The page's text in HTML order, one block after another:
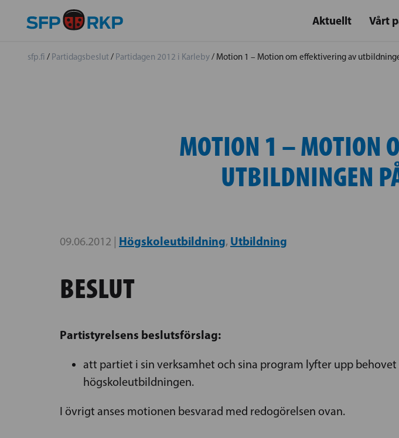
Aktuellt Vårt
sfp.fi / Partidagsbeslut/ Partidagen 2012 i Karleby/ Motion 1 – Motion om effektivering av
MOTION 1 – MOTION
UTBILDNINGEN
09.06.2012 | Högskoleutbildning, Utbildning
BESLUT
Partistyrelsens beslutsförslag:
att partiet i sin verksamhet och sina program lyfter upp
högskoleutbildningen.
I övrigt anses motionen besvarad med redogörelsen ovan.